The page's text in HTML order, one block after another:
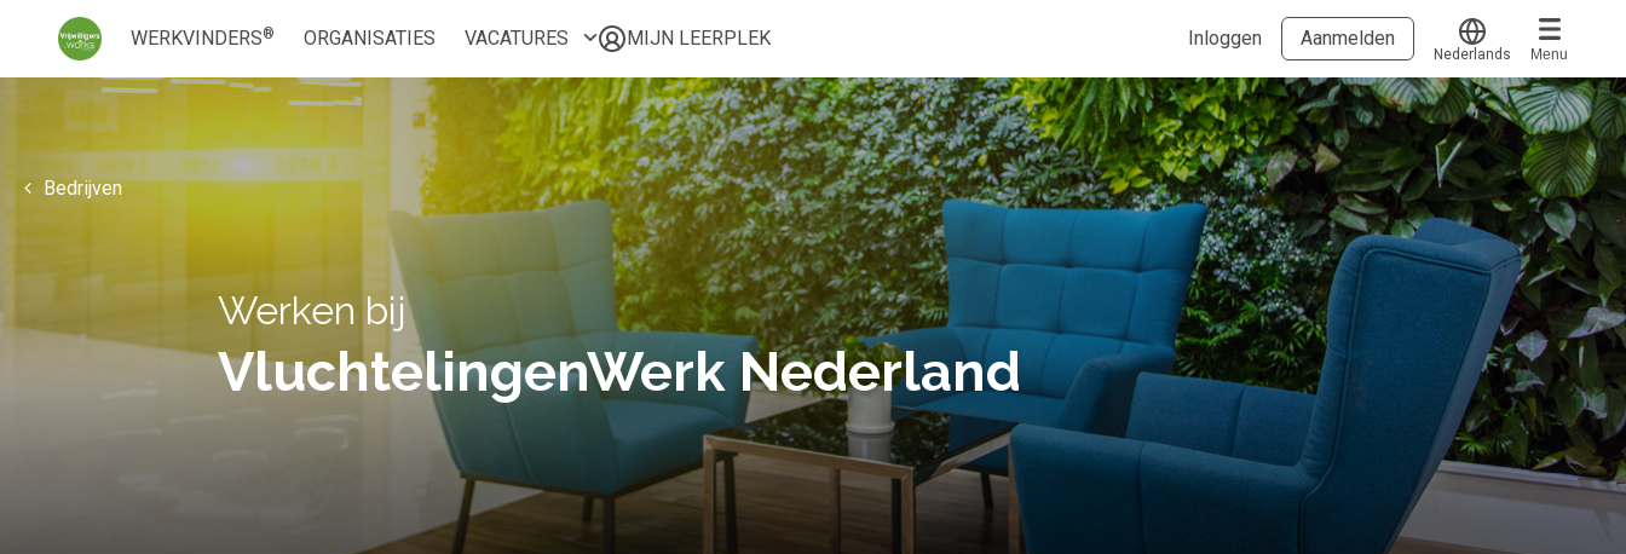
WERKVINDERS® ORGANISATIES VACATURES MIJN LEERPLEK
Voor mij
Alle onderwerpen
Populair
Favoriet
Gestart
Afgerond
Certificaten
Voucher verzilveren
Account en hulp
Start met leren
klantenservice@hobp.nl
Inloggen
Meer
Blogs
Erkend NRTO lid
Voorwaarden en privacy
Inloggen Aanmelden
Translate
Nederlands Menu
Bedrijven
Werken bij
VluchtelingenWerk Nederland